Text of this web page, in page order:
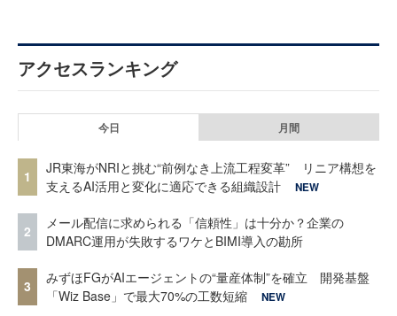
アクセスランキング
今日 月間
1
JR東海がNRIと挑む“前例なき上流工程変革” リニア構想を
支えるAI活用と変化に適応できる組織設計
NEW
2
メール配信に求められる「信頼性」は十分か？企業の
DMARC運用が失敗するワケとBIMI導入の勘所
3
みずほFGがAIエージェントの“量産体制”を確立 開発基盤
「Wiz Base」で最大70%の工数短縮
NEW